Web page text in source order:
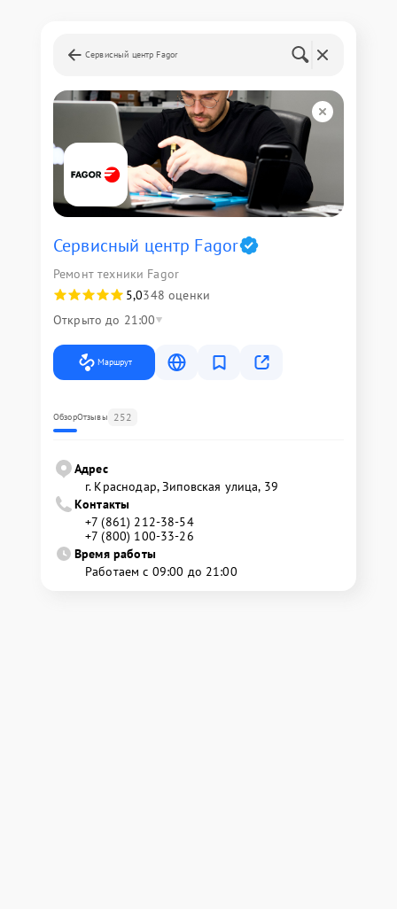
Сервисный центр Fagor
Сервисный центр Fagor
Ремонт техники Fagor
5,0348 оценки
Открыто до 21:00
Маршрут
ОбзорОтзывы 252
Адрес
г. Краснодар, Зиповская улица, 39
Контакты
+7 (861) 212-38-54
+7 (800) 100-33-26
Время работы
Работаем с 09:00 до 21:00